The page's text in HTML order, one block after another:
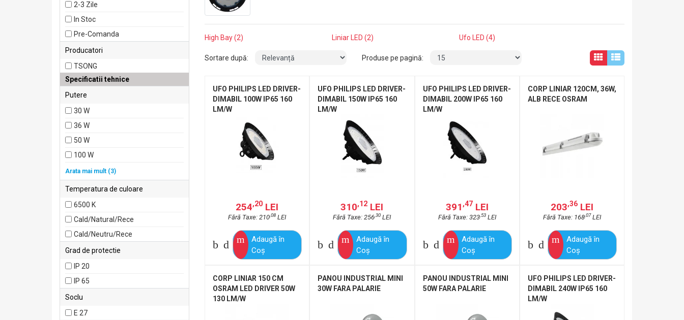
2-3 Zile
In Stoc
Pre-Comanda
Producatori
TSONG
Specificatii tehnice
Putere
30 W
36 W
50 W
100 W
150 W
Arata mai mult (3)
Temperatura de culoare
6500 K
Cald/Natural/Rece
Cald/Neutru/Rece
Grad de protectie
IP 20
IP 65
Soclu
E 27
High Bay (2) Liniar LED (2) Ufo LED (4)
Sortare după: Produse pe pagină:
UFO PHILIPS LED DRIVER-
DIMABIL 100W IP65 160
LM/W
254,20 LEI
Fără Taxe: 210,08 LEI
Adaugă în
Coş
UFO PHILIPS LED DRIVER-
DIMABIL 150W IP65 160
LM/W
310,12 LEI
Fără Taxe: 256,30 LEI
Adaugă în
Coş
UFO PHILIPS LED DRIVER-
DIMABIL 200W IP65 160
LM/W
391 ,47 LEI
Fără Taxe: 323,53LEI
Adaugă în
Coş
CORP LINIAR 120CM, 36W,
ALB RECE OSRAM
203,36LEI
Fără Taxe: 168,07LEI
Adaugă în
Coş
CORP LINIAR 150 CM
OSRAM LED DRIVER 50W
130 LM/W
PANOU INDUSTRIAL MINI
30W FARA PALARIE
PANOU INDUSTRIAL MINI
50W FARA PALARIE
UFO PHILIPS LED DRIVER-
DIMABIL 240W IP65 160
LM/W